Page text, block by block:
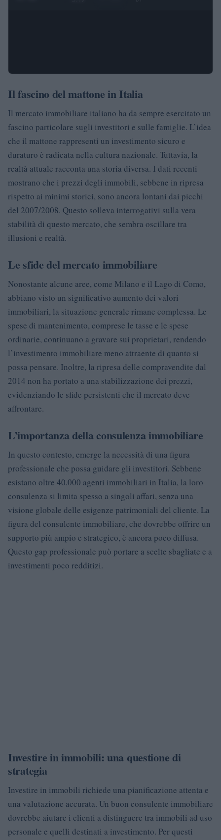
Il fascino del mattone in Italia
Il mercato immobiliare italiano ha da sempre esercitato un
fascino particolare sugli investitori e sulle famiglie. L’idea
che il mattone rappresenti un investimento sicuro e
duraturo è radicata nella cultura nazionale. Tuttavia, la
realtà attuale racconta una storia diversa. I dati recenti
mostrano che i prezzi degli immobili, sebbene in ripresa
rispetto ai minimi storici, sono ancora lontani dai picchi
del 2007/2008. Questo solleva interrogativi sulla vera
stabilità di questo mercato, che sembra oscillare tra
illusioni e realtà.
Le sfide del mercato immobiliare
Nonostante alcune aree, come Milano e il Lago di Como,
abbiano visto un significativo aumento dei valori
immobiliari, la situazione generale rimane complessa. Le
spese di mantenimento, comprese le tasse e le spese
ordinarie, continuano a gravare sui proprietari, rendendo
l’investimento immobiliare meno attraente di quanto si
possa pensare. Inoltre, la ripresa delle compravendite dal
2014 non ha portato a una stabilizzazione dei prezzi,
evidenziando le sfide persistenti che il mercato deve
affrontare.
L’importanza della consulenza immobiliare
In questo contesto, emerge la necessità di una figura
professionale che possa guidare gli investitori. Sebbene
esistano oltre 40.000 agenti immobiliari in Italia, la loro
consulenza si limita spesso a singoli affari, senza una
visione globale delle esigenze patrimoniali del cliente. La
figura del consulente immobiliare, che dovrebbe offrire un
supporto più ampio e strategico, è ancora poco diffusa.
Questo gap professionale può portare a scelte sbagliate e a
investimenti poco redditizi.
Investire in immobili: una questione di
strategia
Investire in immobili richiede una pianificazione attenta e
una valutazione accurata. Un buon consulente immobiliare
dovrebbe aiutare i clienti a distinguere tra immobili ad uso
personale e quelli destinati a investimento. Per questi